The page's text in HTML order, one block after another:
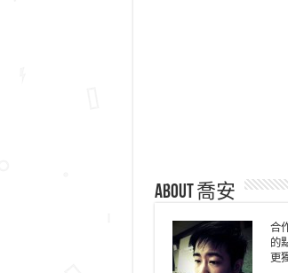
About 喬安
合
的
更